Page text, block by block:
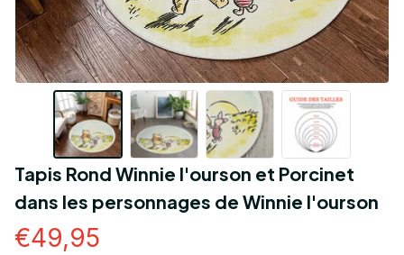
Tapis Rond Winnie l'ourson et Porcinet
dans les personnages de Winnie l'ourson
€49,95